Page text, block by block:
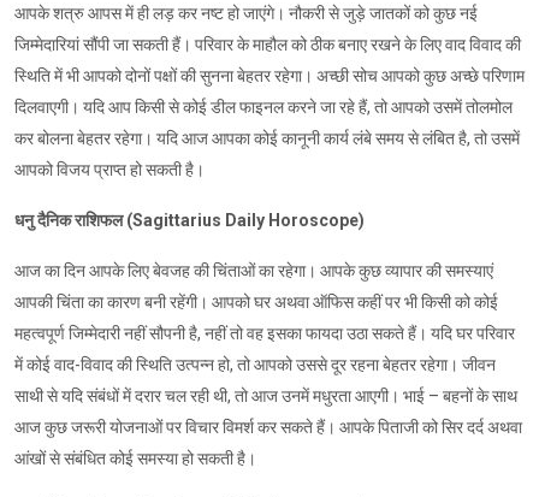
आपके शत्रु आपस में ही लड़ कर नष्ट हो जाएंगे। नौकरी से जुड़े जातकों को कुछ नई
जिम्मेदारियां सौंपी जा सकती हैं। परिवार के माहौल को ठीक बनाए रखने के लिए वाद विवाद की
स्थिति में भी आपको दोनों पक्षों की सुनना बेहतर रहेगा। अच्छी सोच आपको कुछ अच्छे परिणाम
दिलवाएगी। यदि आप किसी से कोई डील फाइनल करने जा रहे हैं, तो आपको उसमें तोलमोल
कर बोलना बेहतर रहेगा। यदि आज आपका कोई कानूनी कार्य लंबे समय से लंबित है, तो उसमें
आपको विजय प्राप्त हो सकती है।
धनु दैनिक राशिफल (Sagittarius Daily Horoscope)
आज का दिन आपके लिए बेवजह की चिंताओं का रहेगा। आपके कुछ व्यापार की समस्याएं
आपकी चिंता का कारण बनी रहेंगी। आपको घर अथवा ऑफिस कहीं पर भी किसी को कोई
महत्वपूर्ण जिम्मेदारी नहीं सौपनी है, नहीं तो वह इसका फायदा उठा सकते हैं। यदि घर परिवार
में कोई वाद-विवाद की स्थिति उत्पन्न हो, तो आपको उससे दूर रहना बेहतर रहेगा। जीवन
साथी से यदि संबंधों में दरार चल रही थी, तो आज उनमें मधुरता आएगी। भाई – बहनों के साथ
आज कुछ जरूरी योजनाओं पर विचार विमर्श कर सकते हैं। आपके पिताजी को सिर दर्द अथवा
आंखों से संबंधित कोई समस्या हो सकती है।